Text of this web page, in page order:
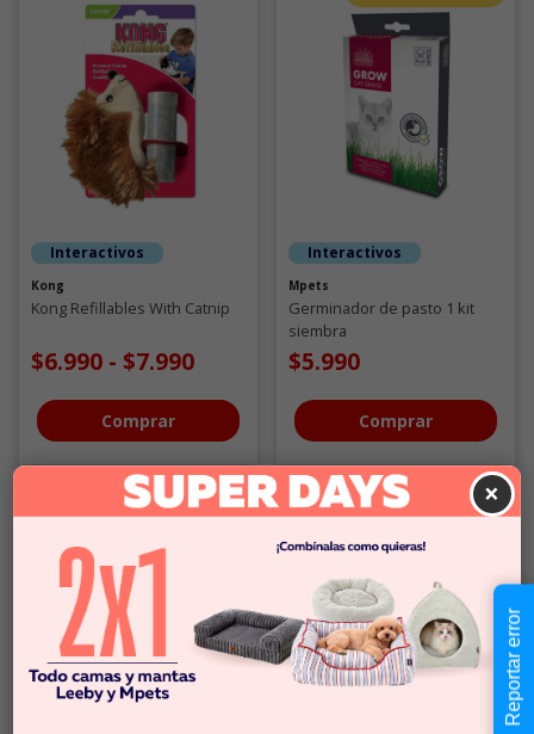
×
Interactivos
Kong
Kong Refillables With Catnip
$6.990 - $7.990
Comprar
Interactivos
Mpets
Germinador de pasto 1 kit
siembra
$5.990
Comprar
Reportar error